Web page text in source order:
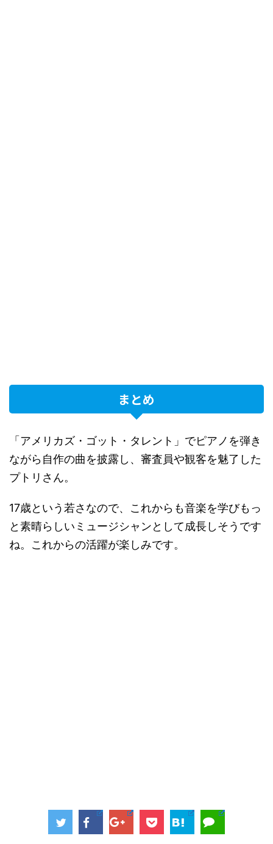
まとめ
「アメリカズ・ゴット・タレント」でピアノを弾き
ながら自作の曲を披露し、審査員や観客を魅了した
プトリさん。
17歳という若さなので、これからも音楽を学びもっ
と素晴らしいミュージシャンとして成長しそうです
ね。これからの活躍が楽しみです。